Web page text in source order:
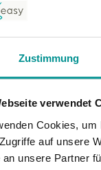
Zustimmung
verwendet
Cookies,
auf unsere
an unsere Partner
Ein paar andere